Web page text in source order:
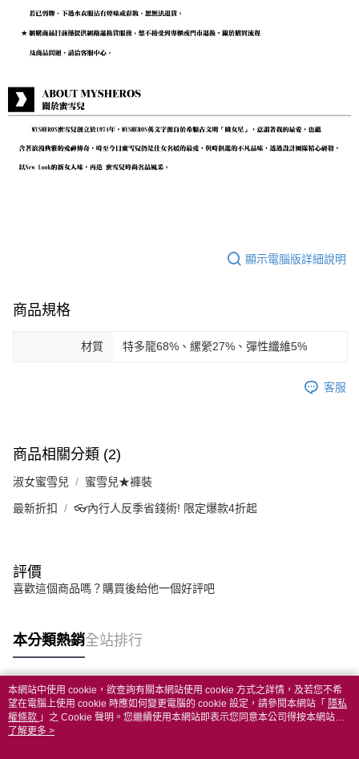
顯示電腦版詳細說明
商品規格
材質 特多龍68%、縲縈27%、彈性纖維5%
客服
商品相關分類 (2)
淑女蜜雪兒 蜜雪兒★褲裝
最新折扣 👓內行人反季省錢術! 限定爆款4折起
評價
喜歡這個商品嗎？購買後給他一個好評吧
本分類熱銷全站排行
熱門標籤
本網站中使用 cookie，欲查詢有關本網站使用 cookie 方式之詳情，及若您不希
望在電腦上使用 cookie 時應如何變更電腦的 cookie 設定，請參閱本網站「 隱私
權條款 」之 Cookie 聲明。您繼續使用本網站即表示您同意本公司得按本網站使
用條款之 Cookie 聲明使用 cookie。
了解更多 >